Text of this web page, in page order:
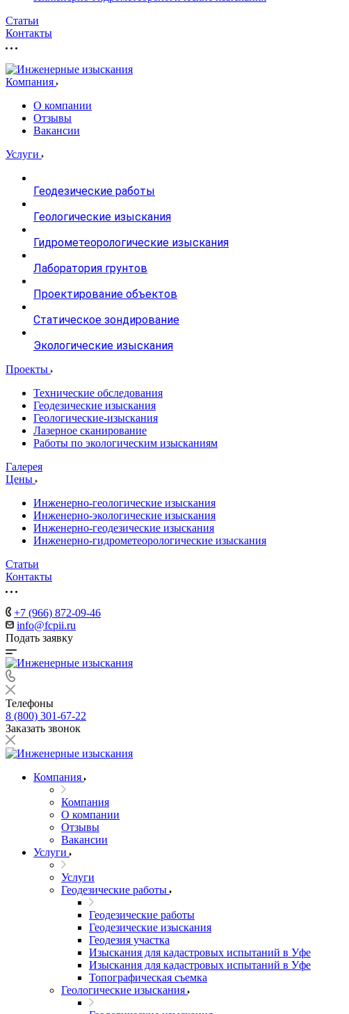
Статьи
Контакты
Компания
О компании
Отзывы
Вакансии
Услуги
Геодезические работы
Геологические изыскания
Гидрометеорологические изыскания
Лаборатория грунтов
Проектирование объектов
Статическое зондирование
Экологические изыскания
Проекты
Технические обследования
Геодезические изыскания
Геологические-изыскания
Лазерное сканирование
Работы по экологическим изысканиям
Галерея
Цены
Инженерно-геологические изыскания
Инженерно-экологические изыскания
Инженерно-геодезические изыскания
Инженерно-гидрометеорологические изыскания
Статьи
Контакты
+7 (966) 872-09-46
info@fcpii.ru
Подать заявку
Телефоны
8 (800) 301-67-22
Заказать звонок
Компания
Компания
О компании
Отзывы
Вакансии
Услуги
Услуги
Геодезические работы
Геодезические работы
Геодезические изыскания
Геодезия участка
Изыскания для кадастровых испытаний в Уфе
Изыскания для кадастровых испытаний в Уфе
Топографическая съемка
Геологические изыскания